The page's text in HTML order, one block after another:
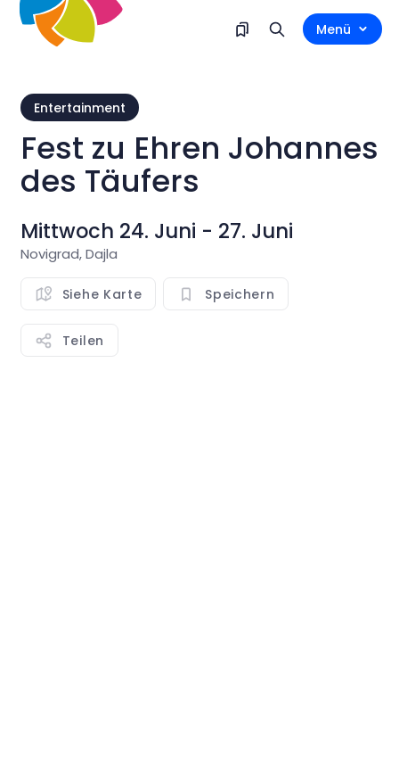
Menü
Entertainment
Fest zu Ehren Johannes
des Täufers
Mittwoch 24. Juni - 27. Juni
Novigrad, Dajla
Siehe Karte Speichern
Teilen